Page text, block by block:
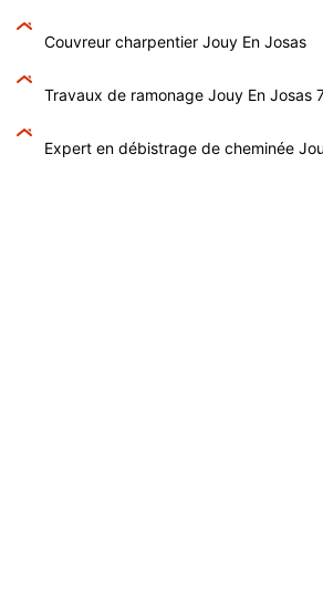
Couvreur charpentier Jouy En Josas
Travaux de ramonage Jouy En Josas
Expert en débistrage de cheminée